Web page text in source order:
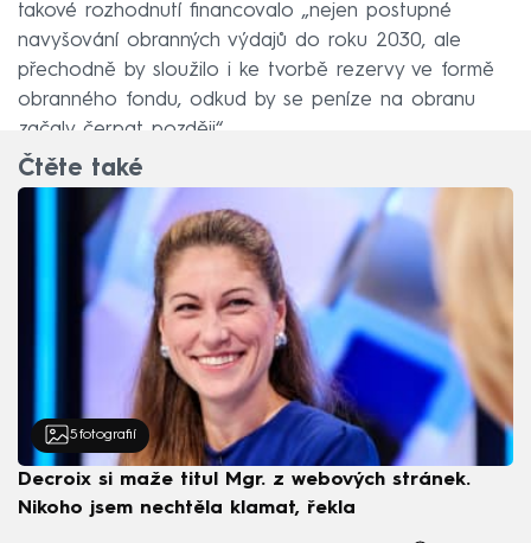
takové rozhodnutí financovalo „nejen postupné
navyšování obranných výdajů do roku 2030, ale
přechodně by sloužilo i ke tvorbě rezervy ve formě
obranného fondu, odkud by se peníze na obranu
začaly čerpat později“.
Čtěte také
5 fotografií
Decroix si maže titul Mgr. z webových stránek.
Nikoho jsem nechtěla klamat, řekla